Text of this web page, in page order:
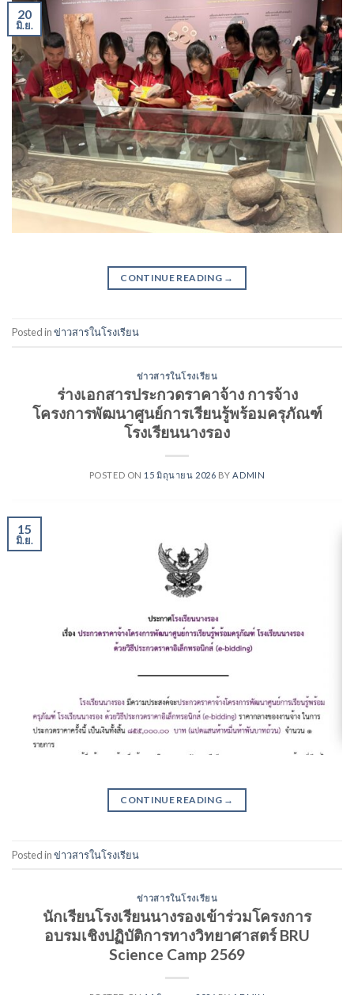
20
มิ.ย.
CONTINUE READING →
Posted inข่าวสารในโรงเรียน
ข่าวสารในโรงเรียน
ร่างเอกสารประกวดราคาจ้าง การจ้าง
โครงการพัฒนาศูนย์การเรียนรู้พร้อมครุภัณฑ์
โรงเรียนนางรอง
POSTED ON 15 มิถุนายน 2026 BYADMIN
15
มิ.ย.
CONTINUE READING →
Posted inข่าวสารในโรงเรียน
ข่าวสารในโรงเรียน
นักเรียนโรงเรียนนางรองเข้าร่วมโครงการ
อบรมเชิงปฏิบัติการทางวิทยาศาสตร์ BRU
Science Camp 2569